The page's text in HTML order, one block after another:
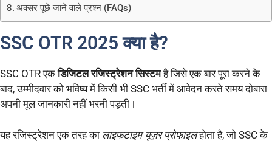
अक्सर पूछे जाने वाले प्रश्न (FAQs)
SSC OTR 2025 क्या है?
SSC OTR एकडिजिटल रजिस्ट्रेशन सिस्टमहै जिसे एक बार पूरा करने के
बाद, उम्मीदवार को भविष्य में किसी भी SSC भर्ती में आवेदन करते समय दोबारा
अपनी मूल जानकारी नहीं भरनी पड़ती।
यह रजिस्ट्रेशन एक तरह का लाइफटाइम यूज़र प्रोफाइलहोता है, जो SSC के